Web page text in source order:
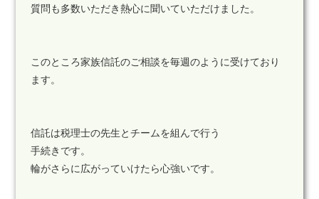
質問も多数いただき熱心に聞いていただけました。
このところ家族信託のご相談を毎週のように受けており
ます。
信託は税理士の先生とチームを組んで行う
手続きです。
輪がさらに広がっていけたら心強いです。